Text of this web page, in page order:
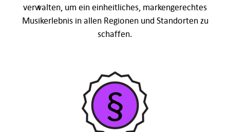
verwalten, um ein einheitliches, markengerechtes
Musikerlebnis in allen Regionen und Standorten zu
schaffen.